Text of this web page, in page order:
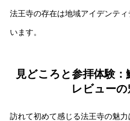
法王寺の存在は地域アイデンテ
います。
見どころと参拝体験
レビューの
訪れて初めて感じる法王寺の魅